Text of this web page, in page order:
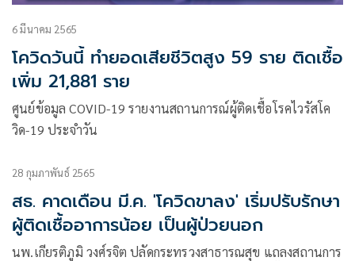
6 มีนาคม 2565
โควิดวันนี้ ทำยอดเสียชีวิตสูง 59 ราย ติดเชื้อ
เพิ่ม 21,881 ราย
ศูนย์ข้อมูล COVID-19 รายงานสถานการณ์ผู้ติดเชื้อโรคไวรัสโค
วิด-19 ประจำวัน
28 กุมภาพันธ์ 2565
สธ. คาดเดือน มี.ค. 'โควิดขาลง' เริ่มปรับรักษา
ผู้ติดเชื้ออาการน้อย เป็นผู้ป่วยนอก
นพ.เกียรติภูมิ วงศ์รจิต ปลัดกระทรวงสาธารณสุข แถลงสถานการ​